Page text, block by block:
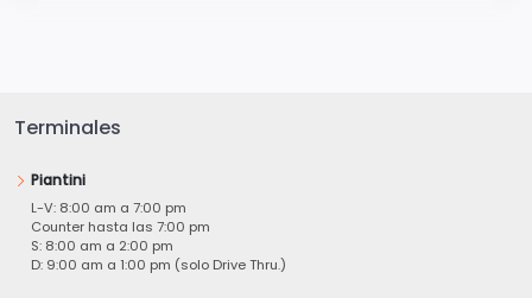
Terminales
Piantini
L-V: 8:00 am a 7:00 pm
Counter hasta las 7:00 pm
S: 8:00 am a 2:00 pm
D: 9:00 am a 1:00 pm (solo Drive Thru.)